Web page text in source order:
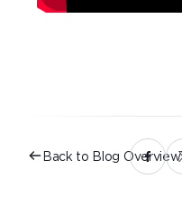
Back to Blog Overview